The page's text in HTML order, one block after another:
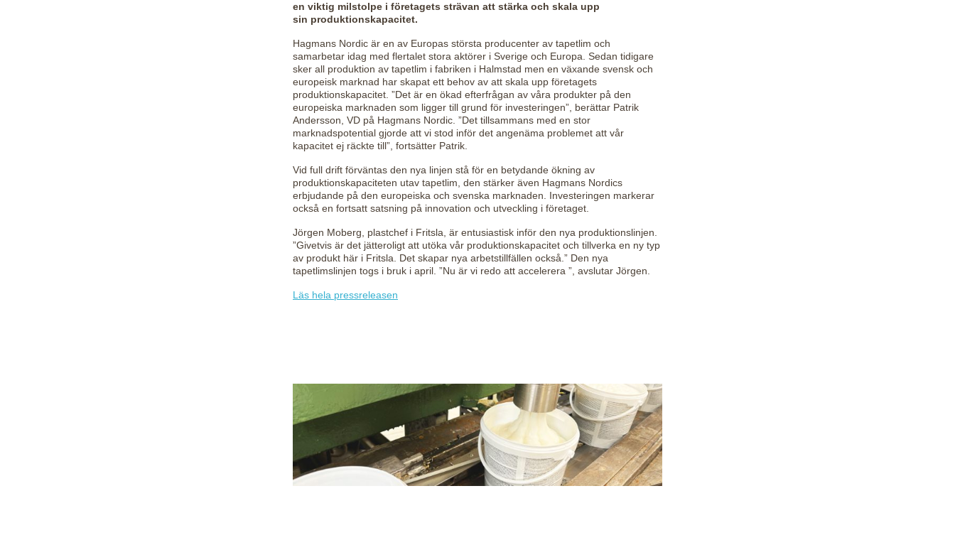
en viktig milstolpe i företagets strävan att stärka och skala upp
sin produktionskapacitet.
Hagmans Nordic är en av Europas största producenter av tapetlim och
samarbetar idag med flertalet stora aktörer i Sverige och Europa. Sedan tidigare
sker all produktion av tapetlim i fabriken i Halmstad men en växande svensk och
europeisk marknad har skapat ett behov av att skala upp företagets
produktionskapacitet. ”Det är en ökad efterfrågan av våra produkter på den
europeiska marknaden som ligger till grund för investeringen”, berättar Patrik
Andersson, VD på Hagmans Nordic. ”Det tillsammans med en stor
marknadspotential gjorde att vi stod inför det angenäma problemet att vår
kapacitet ej räckte till”, fortsätter Patrik.
Vid full drift förväntas den nya linjen stå för en betydande ökning av
produktionskapaciteten utav tapetlim, den stärker även Hagmans Nordics
erbjudande på den europeiska och svenska marknaden. Investeringen markerar
också en fortsatt satsning på innovation och utveckling i företaget.
Jörgen Moberg, plastchef i Fritsla, är entusiastisk inför den nya produktionslinjen.
”Givetvis är det jätteroligt att utöka vår produktionskapacitet och tillverka en ny typ
av produkt här i Fritsla. Det skapar nya arbetstillfällen också.” Den nya
tapetlimslinjen togs i bruk i april. ”Nu är vi redo att accelerera ”, avslutar Jörgen.
Läs hela pressreleasen